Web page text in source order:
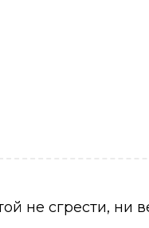
не сгрести, ни